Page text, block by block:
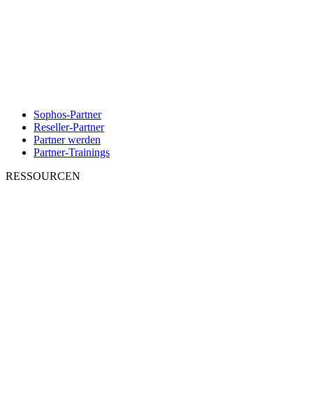
Sophos-Partner
Reseller-Partner
Partner werden
Partner-Trainings
RESSOURCEN